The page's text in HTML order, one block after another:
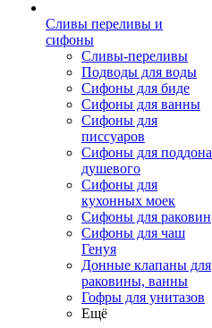
Сливы переливы и
сифоны
Сливы-переливы
Подводы для воды
Сифоны для биде
Сифоны для ванны
Сифоны для
писсуаров
Сифоны для поддона
душевого
Сифоны для
кухонных моек
Сифоны для раковин
Сифоны для чаш
Генуя
Донные клапаны для
раковины, ванны
Гофры для унитазов
Ещё